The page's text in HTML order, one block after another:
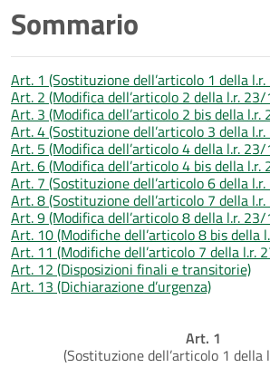
Sommario
Art. 1 (Sostituzione dell’articolo 1 della
Art. 2 (Modifica dell’articolo 2 della l.r.
Art. 3 (Modifica dell’articolo 2 bis della
Art. 4 (Sostituzione dell’articolo 3 della
Art. 5 (Modifica dell’articolo 4 della l.r.
Art. 6 (Modifica dell’articolo 4 bis della
Art. 7 (Sostituzione dell’articolo 6 della
Art. 8 (Sostituzione dell’articolo 7 della
Art. 9 (Modifica dell’articolo 8 della l.r.
Art. 10 (Modifiche dell’articolo 8 bis della
Art. 11 (Modifiche dell’articolo 7 della l.r.
Art. 12 (Disposizioni finali e transitorie)
Art. 13 (Dichiarazione d’urgenza)
Art. 1
(Sostituzione dell’articolo 1